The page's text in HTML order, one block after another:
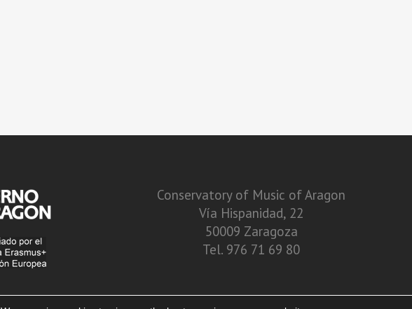
Conservatory of Music of Aragon
Vía Hispanidad, 22
50009 Zaragoza
Tel. 976 71 69 80